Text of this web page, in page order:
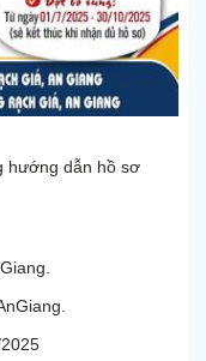
hướng dẫn hồ sơ